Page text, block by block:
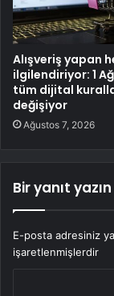
Alışveriş yapan
ilgilendiriyor: 1
tüm dijital
değişiyor
Ağustos 7, 2026
Bir yanıt yazın
E-posta adresiniz
işaretlenmişlerdir